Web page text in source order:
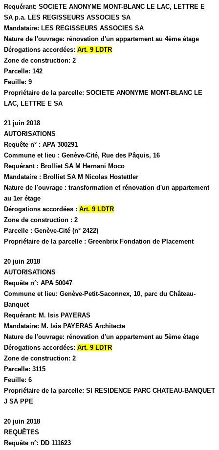
Requérant: SOCIETE ANONYME MONT-BLANC LE LAC, LETTRE E
SA p.a. LES REGISSEURS ASSOCIES SA
Mandataire: LES REGISSEURS ASSOCIES SA
Nature de l'ouvrage: rénovation d'un appartement au 4ème étage
Dérogations accordées: Art. 9 LDTR
Zone de construction: 2
Parcelle: 142
Feuille: 9
Propriétaire de la parcelle: SOCIETE ANONYME MONT-BLANC LE
LAC, LETTRE E SA
21 juin 2018
AUTORISATIONS
Requête n° : APA 300291
Commune et lieu : Genève-Cité, Rue des Pâquis, 16
Requérant : Brolliet SA M Hernani Moco
Mandataire : Brolliet SA M Nicolas Hostettler
Nature de l'ouvrage : transformation et rénovation d'un appartement
au 1er étage
Dérogations accordées : Art. 9 LDTR
Zone de construction : 2
Parcelle : Genève-Cité (n° 2422)
Propriétaire de la parcelle : Greenbrix Fondation de Placement
20 juin 2018
AUTORISATIONS
Requête n°: APA 50047
Commune et lieu: Genève-Petit-Saconnex, 10, parc du Château-
Banquet
Requérant: M. Isis PAYERAS
Mandataire: M. Isis PAYERAS Architecte
Nature de l'ouvrage: rénovation d'un appartement au 5ème étage
Dérogations accordées: Art. 9 LDTR
Zone de construction: 2
Parcelle: 3115
Feuille: 6
Propriétaire de la parcelle: SI RESIDENCE PARC CHATEAU-BANQUET
J SA PPE
20 juin 2018
REQUÊTES
Requête n°: DD 111623